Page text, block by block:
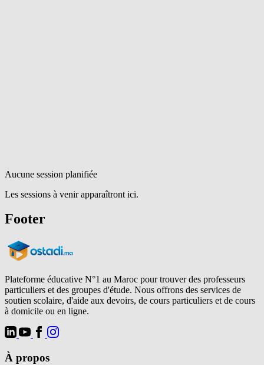
Aucune session planifiée
Les sessions à venir apparaîtront ici.
Footer
Plateforme éducative N°1 au Maroc pour trouver des professeurs
particuliers et des groupes d'étude. Nous offrons des services de
soutien scolaire, d'aide aux devoirs, de cours particuliers et de cours
à domicile ou en ligne.
À propos